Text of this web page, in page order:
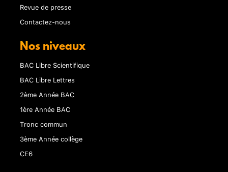
Revue de presse
Contactez-nous
Nos niveaux
BAC Libre Scientifique
BAC Libre Lettres
2ème Année BAC
1ère Année BAC
Tronc commun
3ème Année collège
CE6